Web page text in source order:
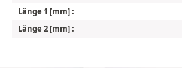
Länge 1 [mm] :
Länge 2 [mm] :